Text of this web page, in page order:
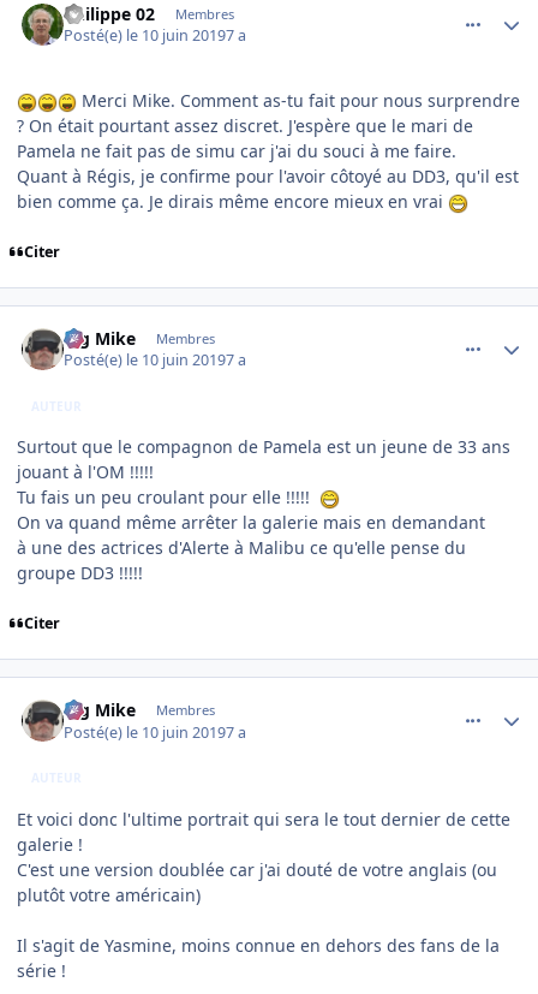
Philippe 02 Membres
Posté(e) le 10 juin 20197 a
Merci Mike. Comment as-tu fait pour nous surprendre
? On était pourtant assez discret. J'espère que le mari de
Pamela ne fait pas de simu car j'ai du souci à me faire.
Quant à Régis, je confirme pour l'avoir côtoyé au DD3, qu'il est
bien comme ça. Je dirais même encore mieux en vrai
Citer
Big Mike Membres
Posté(e) le 10 juin 20197 a
AUTEUR
Surtout que le compagnon de Pamela est un jeune de 33 ans
jouant à l'OM !!!!!
Tu fais un peu croulant pour elle !!!!!
On va quand même arrêter la galerie mais en demandant
à une des actrices d'Alerte à Malibu ce qu'elle pense du
groupe DD3 !!!!!
Citer
Big Mike Membres
Posté(e) le 10 juin 20197 a
AUTEUR
Et voici donc l'ultime portrait qui sera le tout dernier de cette
galerie !
C'est une version doublée car j'ai douté de votre anglais (ou
plutôt votre américain)
Il s'agit de Yasmine, moins connue en dehors des fans de la
série !